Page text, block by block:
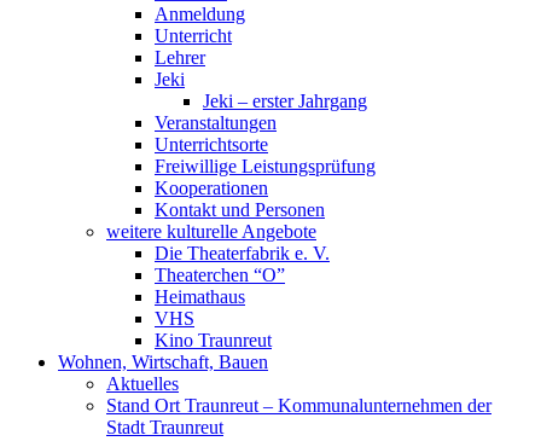
Anmeldung
Unterricht
Lehrer
Jeki
Jeki – erster Jahrgang
Veranstaltungen
Unterrichtsorte
Freiwillige Leistungsprüfung
Kooperationen
Kontakt und Personen
weitere kulturelle Angebote
Die Theaterfabrik e. V.
Theaterchen “O”
Heimathaus
VHS
Kino Traunreut
Wohnen, Wirtschaft, Bauen
Aktuelles
Stand Ort Traunreut – Kommunalunternehmen der
Stadt Traunreut